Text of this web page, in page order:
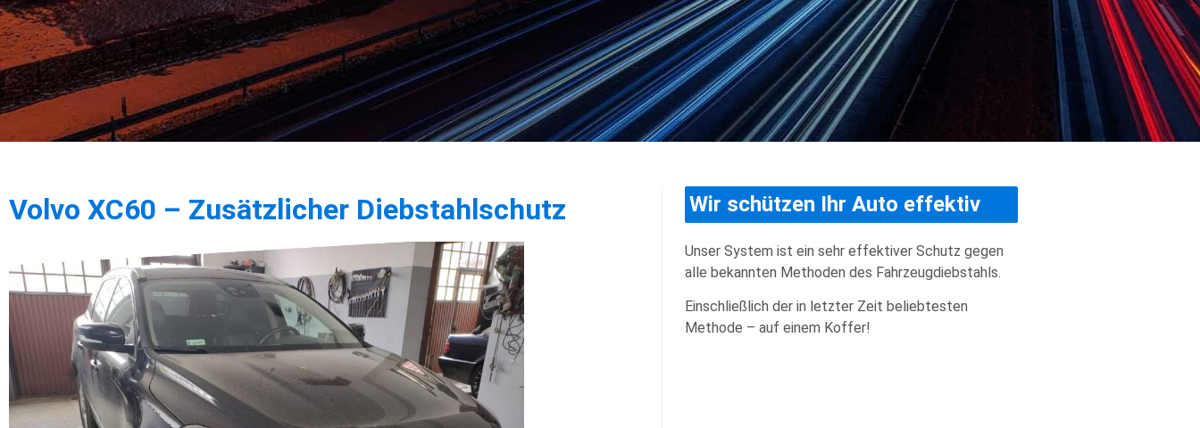
Volvo XC60 – Zusätzlicher Diebstahlschutz Wir schützen Ihr Auto effektiv
Unser System ist ein sehr effektiver Schutz gegen
alle bekannten Methoden des Fahrzeugdiebstahls.
Einschließlich der in letzter Zeit beliebtesten
Methode – auf einem Koffer!